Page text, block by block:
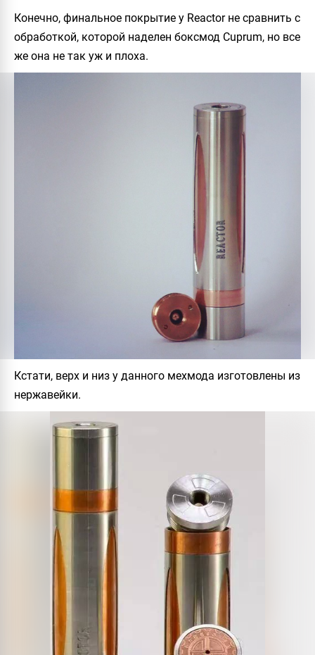
Конечно, финальное покрытие у Reactorне сравнить с
обработкой, которой наделен боксмод Cuprum, но все
же она не так уж и плоха.
Кстати, верх и низ у данного мехмода изготовлены из
нержавейки.